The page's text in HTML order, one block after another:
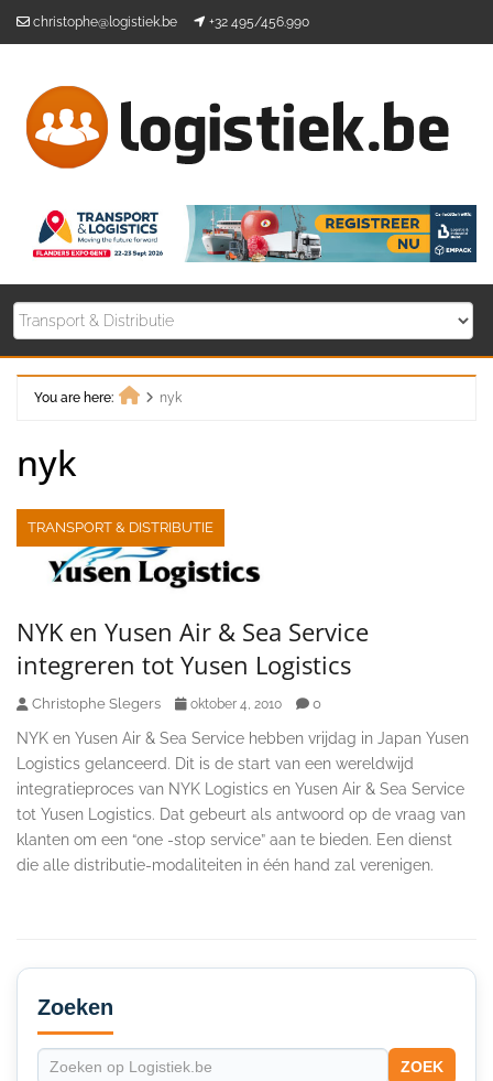
christophe@logistiek.be +32 495/456.990
You are here:
nyk
nyk
TRANSPORT & DISTRIBUTIE
NYK en Yusen Air & Sea Service
integreren tot Yusen Logistics
Christophe Slegers oktober 4, 2010 0
NYK en Yusen Air & Sea Service hebben vrijdag in Japan Yusen
Logistics gelanceerd. Dit is de start van een wereldwijd
integratieproces van NYK Logistics en Yusen Air & Sea Service
tot Yusen Logistics. Dat gebeurt als antwoord op de vraag van
klanten om een “one -stop service” aan te bieden. Een dienst
die alle distributie-modaliteiten in één hand zal verenigen.
Secondary
Sidebar
Zoeken
ZOEK